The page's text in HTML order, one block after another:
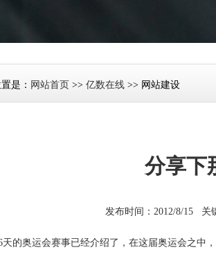
是： 网站首页 >> 亿数在线 >> 网站建设
分享下
发布时间：2012/8/15 关
奥运会赛事已经介绍了，在这届奥运会之中